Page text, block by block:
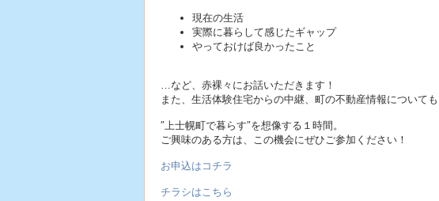
現在の生活
実際に暮らして感じたギャップ
やっておけば良かったこと
…など、赤裸々にお話いただきます！
また、生活体験住宅からの中継、町の不動産情報についても
″上士幌町で暮らす″を想像する１時間。
ご興味のある方は、この機会にぜひご参加ください！
お申込はコチラ
チラシはこちら